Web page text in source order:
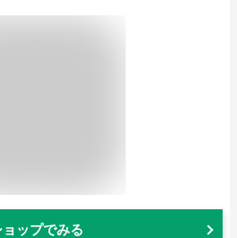
ョップでみる